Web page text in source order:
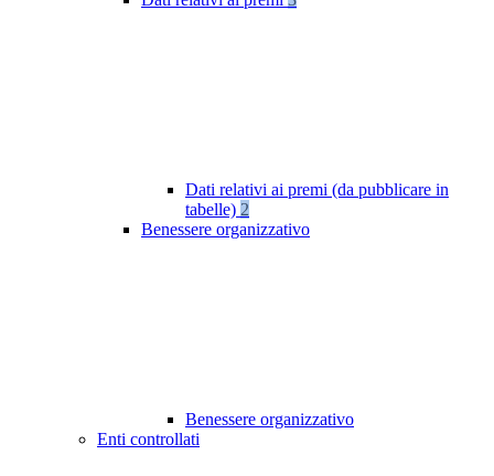
Dati relativi ai premi (da pubblicare in
tabelle) 2
Benessere organizzativo
Benessere organizzativo
Enti controllati